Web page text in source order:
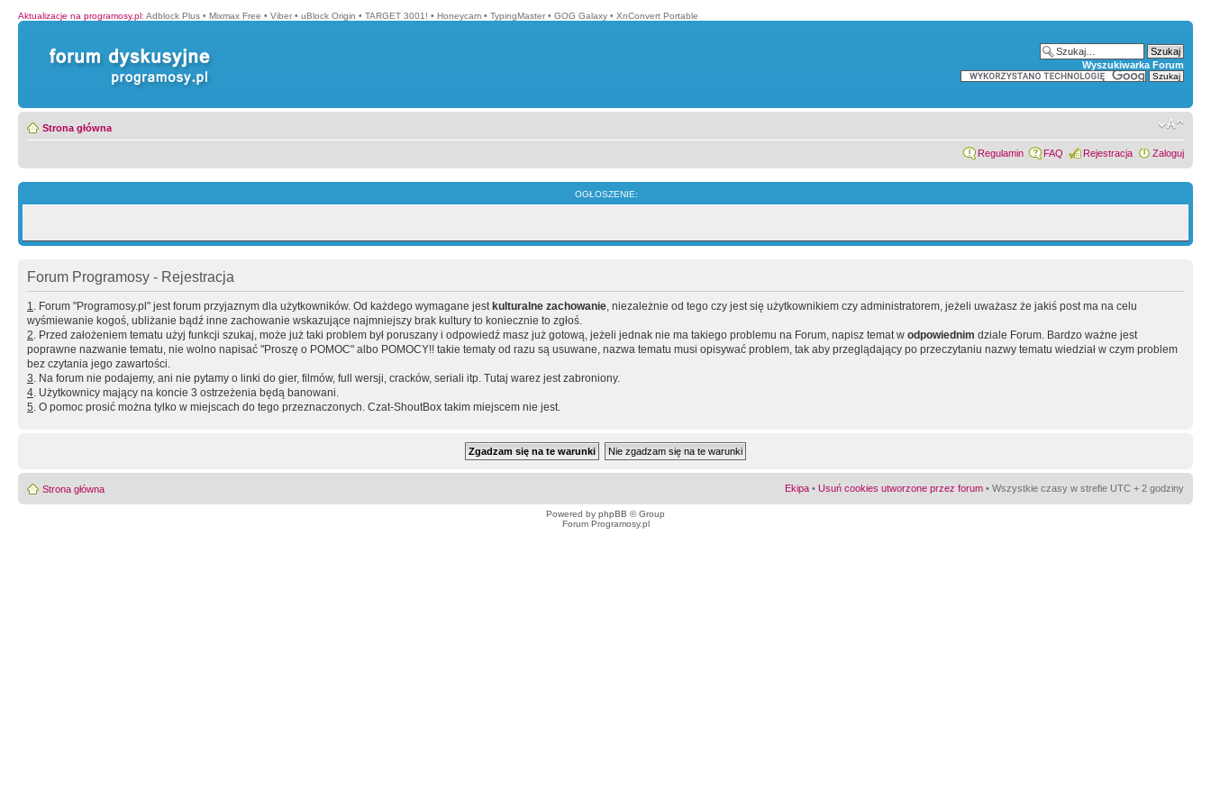
Aktualizacje na programosy.pl: Adblock Plus • Mixmax Free • Viber • uBlock Origin • TARGET 3001! • Honeycam • TypingMaster • GOG Galaxy • XnConvert Portable
Wyszukiwarka Forum
Strona główna
Regulamin FAQ Rejestracja Zaloguj
OGŁOSZENIE:
Forum Programosy - Rejestracja
1. Forum "Programosy.pl" jest forum przyjaznym dla użytkowników. Od każdego wymagane jest kulturalne zachowanie, niezależnie od tego czy jest się użytkownikiem czy administratorem, jeżeli uważasz że jakiś post ma na celu
wyśmiewanie kogoś, ubliżanie bądź inne zachowanie wskazujące najmniejszy brak kultury to koniecznie to zgłoś.
2. Przed założeniem tematu użyj funkcji szukaj, może już taki problem był poruszany i odpowiedź masz już gotową, jeżeli jednak nie ma takiego problemu na Forum, napisz temat w odpowiednim dziale Forum. Bardzo ważne jest
poprawne nazwanie tematu, nie wolno napisać "Proszę o POMOC" albo POMOCY!! takie tematy od razu są usuwane, nazwa tematu musi opisywać problem, tak aby przeglądający po przeczytaniu nazwy tematu wiedział w czym problem
bez czytania jego zawartości.
3. Na forum nie podajemy, ani nie pytamy o linki do gier, filmów, full wersji, cracków, seriali itp. Tutaj warez jest zabroniony.
4. Użytkownicy mający na koncie 3 ostrzeżenia będą banowani.
5. O pomoc prosić można tylko w miejscach do tego przeznaczonych. Czat-ShoutBox takim miejscem nie jest.
Strona główna Ekipa • Usuń cookies utworzone przez forum • Wszystkie czasy w strefie UTC + 2 godziny
Powered by phpBB © Group
Forum Programosy.pl